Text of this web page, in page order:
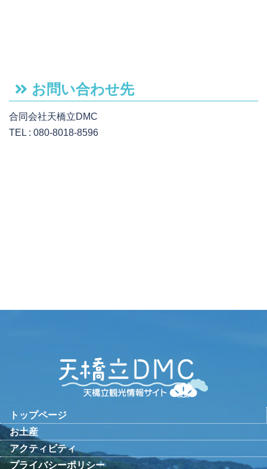
お問い合わせ先
合同会社天橋立DMC
TEL : 080-8018-8596
トップページ
お土産
アクティビティ
プライバシーポリシー